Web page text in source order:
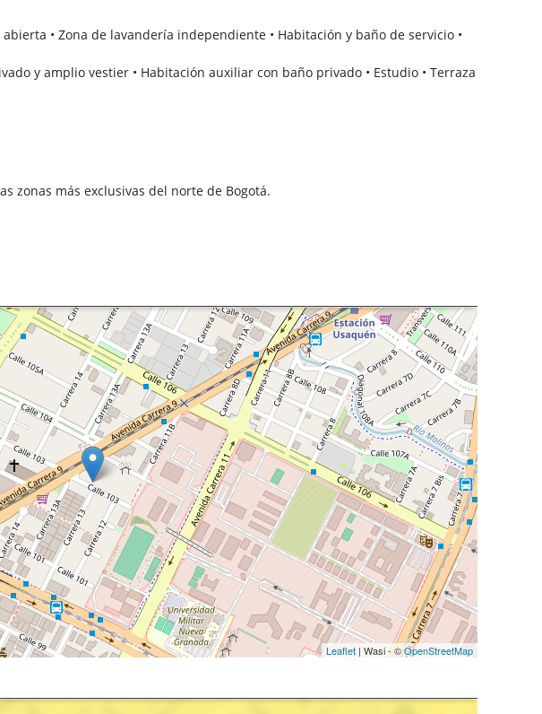
abierta • Zona de lavandería independiente • Habitación y baño de servicio •
y amplio vestier • Habitación auxiliar con baño privado • Estudio • Terraza
zonas más exclusivas del norte de Bogotá.
Leaflet | Wasi - ©OpenStreetMap